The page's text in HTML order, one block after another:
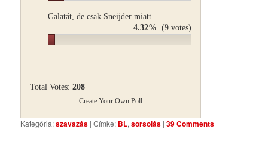
Galatát, de csak Sneijder miatt.
4.32% (9 votes)
Total Votes:208
Create Your Own Poll
Kategória:szavazás |Címke: BL,sorsolás |39 Comments